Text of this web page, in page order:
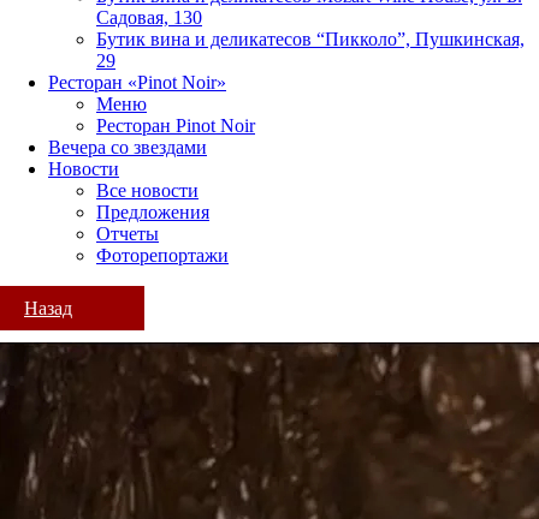
Садовая, 130
Бутик вина и деликатесов “Пикколо”, Пушкинская,
29
Ресторан «Pinot Noir»
Меню
Ресторан Pinot Noir
Вечера со звездами
Новости
Все новости
Предложения
Отчеты
Фоторепортажи
Назад